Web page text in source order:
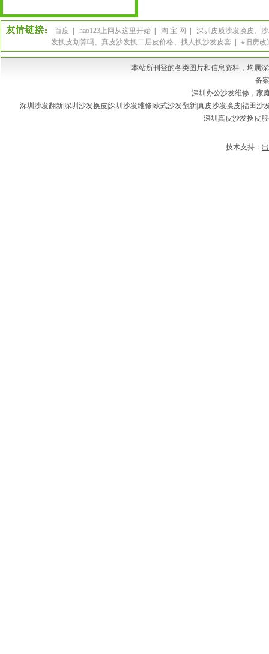
百度 hao123上网从这里开始 淘 宝 网
深圳皮质沙发换皮、
发换皮划算吗、真皮沙发换二层皮价格、找人换沙发皮套
#旧房改
本站所刊登的各类图片和信息资料，均属
备
深圳办公沙发维修，家
深圳沙发翻新|深圳沙发换皮|深圳沙发维修|欧式沙发翻新|真皮沙发换皮|福田
深圳真皮沙发换皮
技术支持：